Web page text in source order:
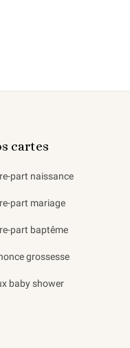
cartes
part naissance
part mariage
part baptême
grossesse
baby shower